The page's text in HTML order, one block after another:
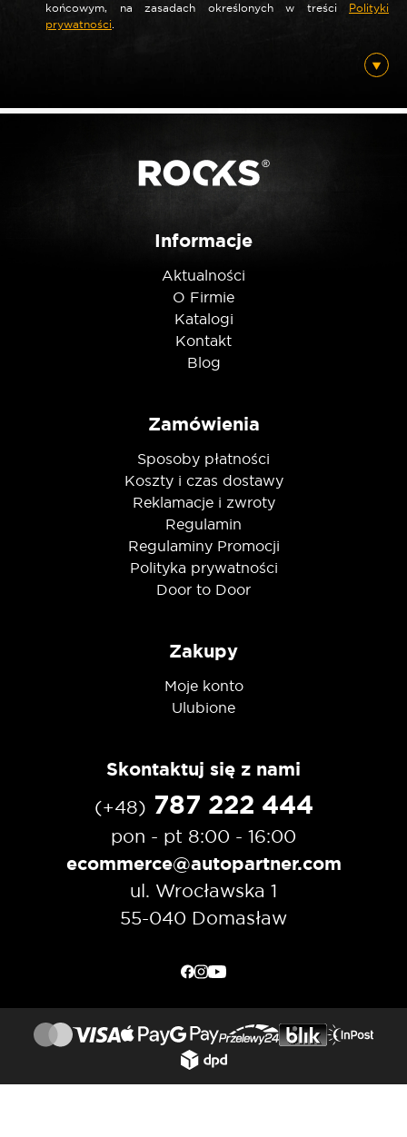
E-mail*
końcowym, na zasadach określonych w treści Polityki
prywatności.
Informacje
Aktualności
O Firmie
Katalogi
Kontakt
Blog
Zamówienia
Sposoby płatności
Koszty i czas dostawy
Reklamacje i zwroty
Regulamin
Regulaminy Promocji
Polityka prywatności
Door to Door
Zakupy
Moje konto
Ulubione
Skontaktuj się z nami
(+48) 787 222 444
pon - pt 8:00 - 16:00
ecommerce@autopartner.com
ul. Wrocławska 1
55-040 Domasław